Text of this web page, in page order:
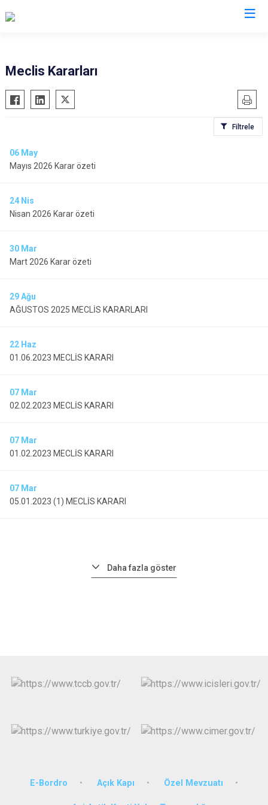
Meclis Kararları
Filtrele
06 May
Mayıs 2026 Karar özeti
24 Nis
Nisan 2026 Karar özeti
30 Mar
Mart 2026 Karar özeti
29Ağu
AĞUSTOS 2025 MECLİS KARARLARI
22 Haz
01.06.2023 MECLİS KARARI
07 Mar
02.02.2023 MECLİS KARARI
07 Mar
01.02.2023 MECLİS KARARI
07 Mar
05.01.2023 (1) MECLİS KARARI
Daha fazla göster
E-Bordro Açık Kapı Özel Mevzuatı